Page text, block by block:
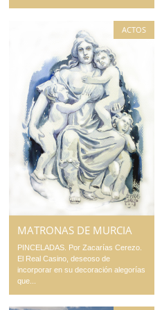
ACTOS
MATRONAS DE MURCIA
PINCELADAS. Por Zacarías Cerezo.
El Real Casino, deseoso de
incorporar en su decoración alegorías
que...